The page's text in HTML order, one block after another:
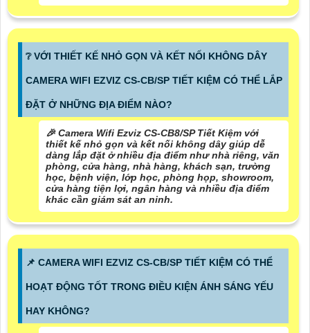
❔ VỚI THIẾT KẾ NHỎ GỌN VÀ KẾT NỐI KHÔNG DÂY
CAMERA WIFI EZVIZ CS-CB/SP TIẾT KIỆM CÓ THỂ LẮP
ĐẶT Ở NHỮNG ĐỊA ĐIỂM NÀO?
️🎉 Camera Wifi Ezviz CS-CB8/SP Tiết Kiệm với
thiết kế nhỏ gọn và kết nối không dây giúp dễ
dàng lắp đặt ở nhiều địa điểm như nhà riêng, văn
phòng, cửa hàng, nhà hàng, khách sạn, trường
học, bệnh viện, lớp học, phòng họp, showroom,
cửa hàng tiện lợi, ngân hàng và nhiều địa điểm
khác cần giám sát an ninh.
📌 CAMERA WIFI EZVIZ CS-CB/SP TIẾT KIỆM CÓ THỂ
HOẠT ĐỘNG TỐT TRONG ĐIỀU KIỆN ÁNH SÁNG YẾU
HAY KHÔNG?